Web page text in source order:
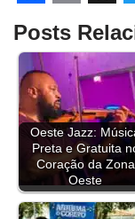
F
a
c
e
b
o
E
m
a
i
l
T
h
r
e
a
d
s
i
t
t
r
Posts
Oeste Jazz:
Preta e Gratuita
Coração da Zona
Oeste